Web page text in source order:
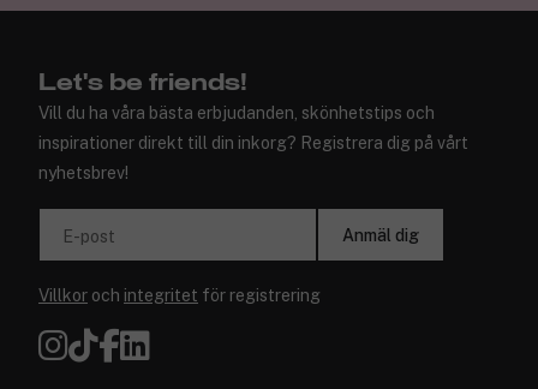
Let's be friends!
Vill du ha våra bästa erbjudanden, skönhetstips och
inspirationer direkt till din inkorg? Registrera dig på vårt
nyhetsbrev!
E-post Anmäl dig
Villkor och integritet för registrering